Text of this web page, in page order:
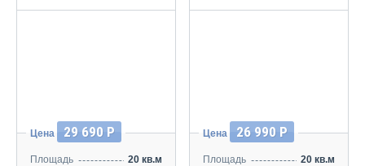
Цена 29 690 Р
Площадь
20 кв.м
Цена 26 990 Р
Площадь
20 кв.м